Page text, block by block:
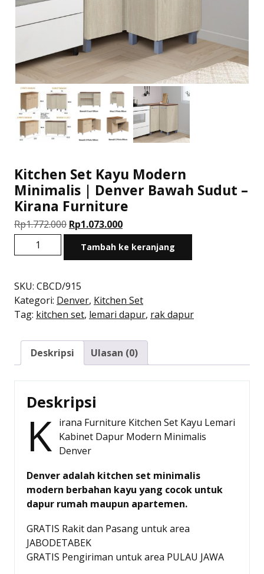
Kitchen Set Kayu Modern
Minimalis | Denver Bawah Sudut –
Kirana Furniture
Rp1.772.000 Harga
aslinya
adalah:
Rp1.073.000Harga
saat
ini
Kuantitas
Kitchen
Kayu
Modern
Minimalis
Denver
Bawah
Sudut
–
Kirana
Furniture
Tambah ke keranjang
SKU: CBCD/915
Kategori: Denver, Kitchen Set
Tag: kitchen set, lemari dapur, rak dapur
Deskripsi Ulasan (0)
Deskripsi
K irana Furniture Kitchen Set Kayu Lemari
Kabinet Dapur Modern Minimalis
Denver
Denver adalah kitchen set minimalis
modern berbahan kayu yang cocok untuk
dapur rumah maupun apartemen.
GRATIS Rakit dan Pasang untuk area
JABODETABEK
GRATIS Pengiriman untuk area PULAU JAWA